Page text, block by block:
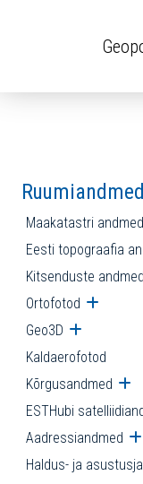
Ruumiandmed
Maakatastri andmed
Eesti topograafia
Kitsenduste andmed
Ortofotod Ava
Geo3D Ava
Kaldaerofotod
Kõrgusandmed
ESTHubi
Aadressiandmed
Haldus- ja